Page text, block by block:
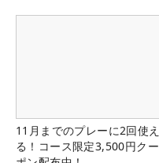
11月までのプレーに2回使え
る！コース限定3,500円クー